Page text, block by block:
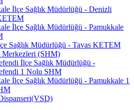
İlçe Sağlık Müdürlüğü - Denizli
İlçe Sağlık Müdürlüğü - Pamukkale
Sağlık Müdürlüğü - Tavas KETEM
Merkezleri (SHM)
İlçe Sağlık Müdürlüğü -
1 Nolu SHM
İlçe Sağlık Müdürlüğü - Pamukkale 1